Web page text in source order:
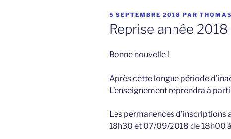
PUBLIÉ
LE
5 SEPTEMBRE 2018 PAR THOMAS
Reprise année 2018
Bonne nouvelle !
Après cette longue période
L’enseignement reprendra à
Les permanences
18h30 et 07/09/2018 de 18h00